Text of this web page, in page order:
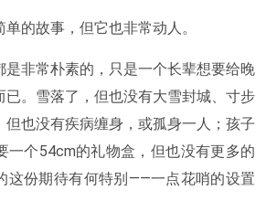
的故事，但它也非常动人。
是非常朴素的，只是一个长辈想要给晚
已。雪落了，但也没有大雪封城、寸步
但也没有疾病缠身，或孤身一人；孩子
一个54cm的礼物盒，但也没有更多的
这份期待有何特别——一点花哨的设置